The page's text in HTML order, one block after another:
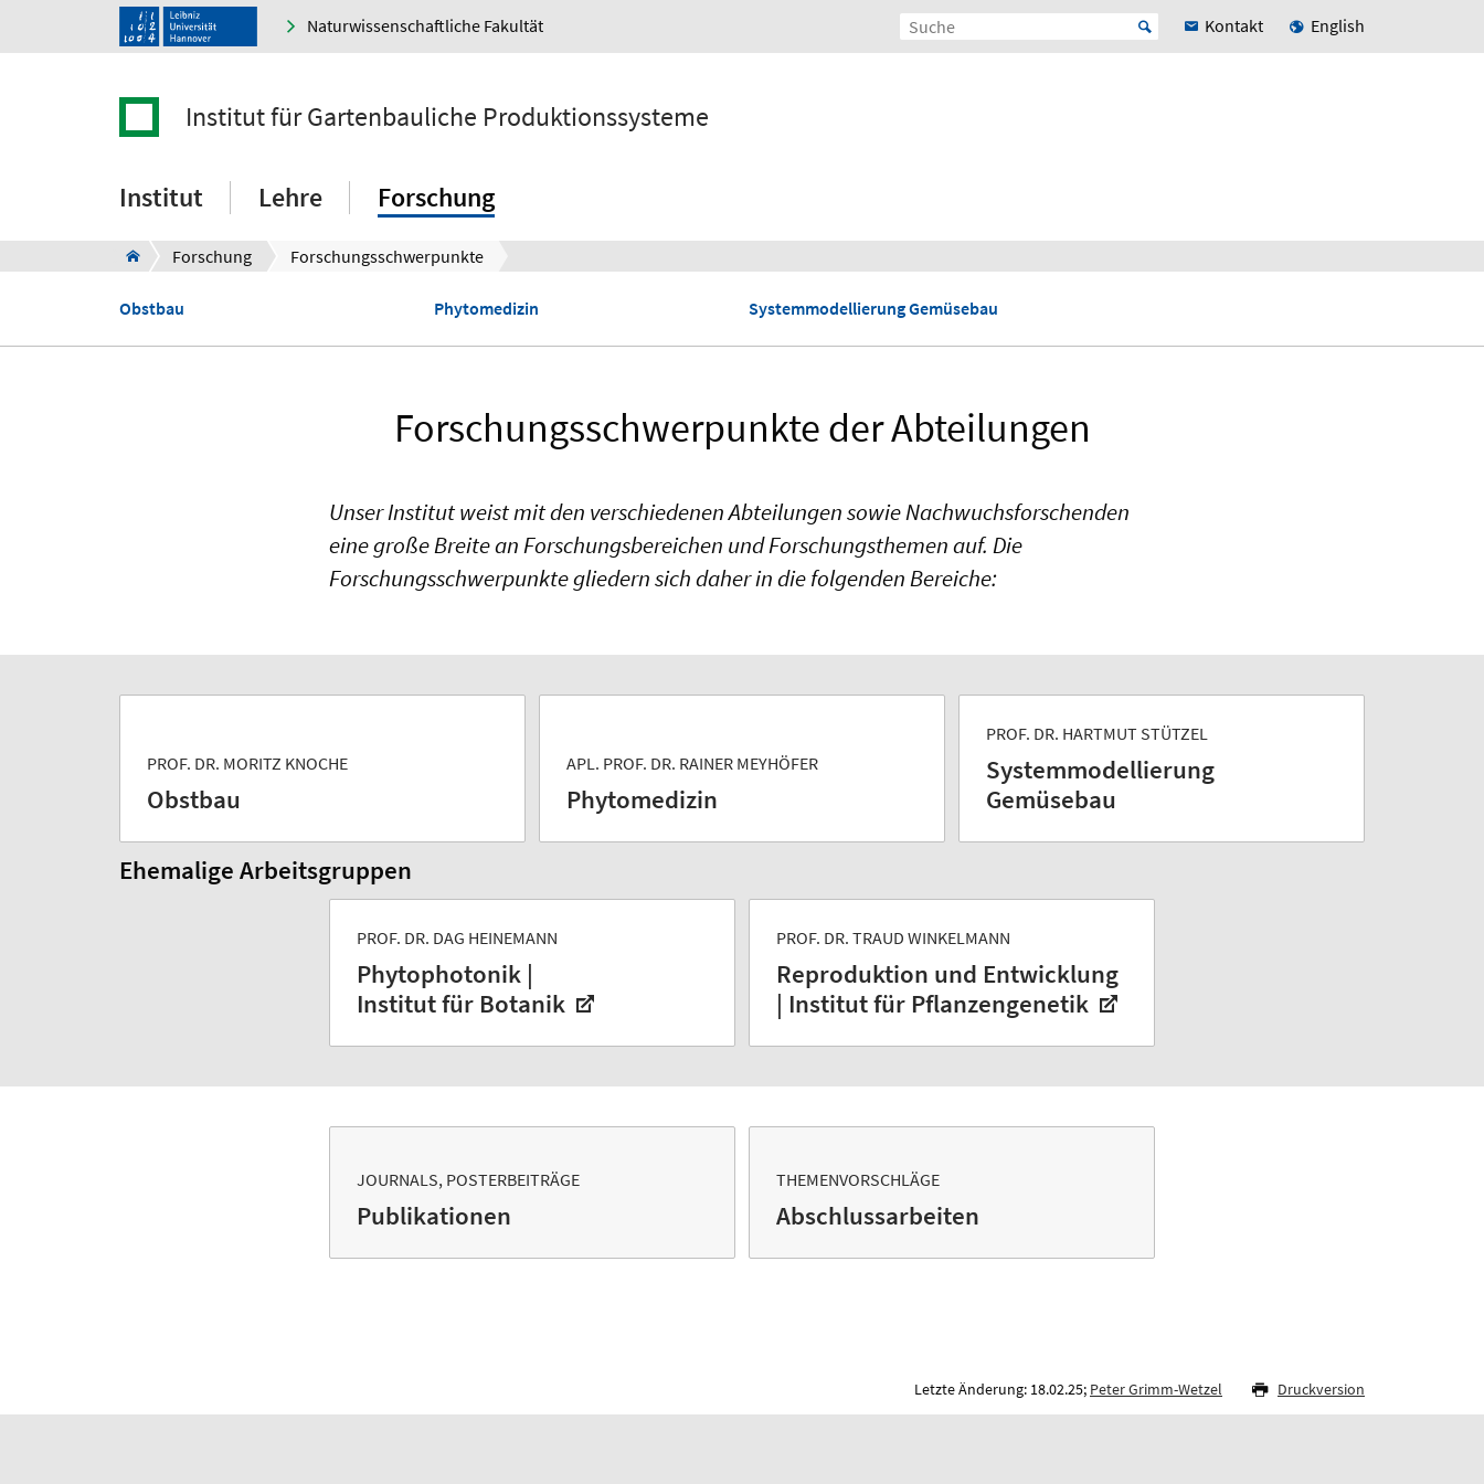
Naturwissenschaftliche Fakultät Kontakt English
Institut für Gartenbauliche Produktionssysteme
Institut Lehre Forschung
Forschung Forschungsschwerpunkte
Obstbau Phytomedizin Systemmodellierung Gemüsebau
Forschungsschwerpunkte der Abteilungen
Unser Institut weist mit den verschiedenen Abteilungen sowie Nachwuchsforschenden
eine große Breite an Forschungsbereichen und Forschungsthemen auf. Die
Forschungsschwerpunkte gliedern sich daher in die folgenden Bereiche:
PROF. DR. MORITZ KNOCHE
Obstbau
APL. PROF. DR. RAINER MEYHÖFER
Phytomedizin
PROF. DR. HARTMUT STÜTZEL
System­modellierung
Gemüsebau
Ehemalige Arbeitsgruppen
PROF. DR. DAG HEINEMANN
Phytophotonik |
Institut für Botanik
PROF. DR. TRAUD WINKELMANN
Reproduktion und Entwicklung
| Institut für Pflanzengenetik
JOURNALS, POSTERBEITRÄGE
Publikationen
THEMENVORSCHLÄGE
Abschlussarbeiten
Letzte Änderung: 18.02.25; Peter Grimm-Wetzel Druckversion